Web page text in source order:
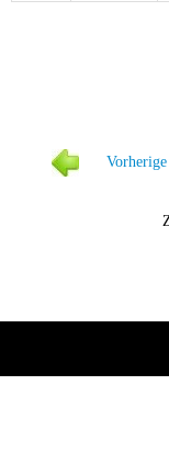
Vorher